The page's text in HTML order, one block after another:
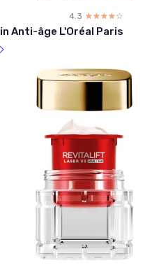
4.3 ☆☆☆☆☆
★★★★★
Anti-âge L'Oréal Paris